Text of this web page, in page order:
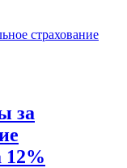
за
12%